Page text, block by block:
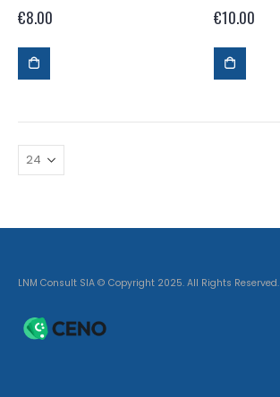
€8.00 €10.00
LNM Consult SIA © Copyright 2025. All Rights Reserved.